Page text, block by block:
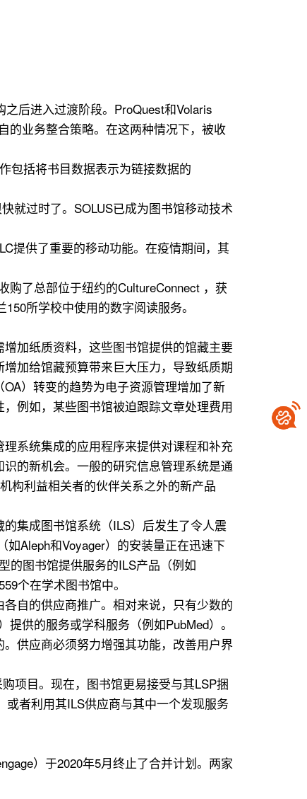
后进入过渡阶段。ProQuest和Volaris
的业务整合策略。在这两种情况下，被收
包括将书目数据表示为链接数据的
就过时了。SOLUS已成为图书馆移动技术
提供了重要的移动功能。在疫情期间，其
购了总部位于纽约的CultureConnect ，获
所学校中使用的数字阅读服务。
加纸质资料，这些图书馆提供的馆藏主要
加给馆藏预算带来巨大压力，导致纸质期
）转变的趋势为电子资源管理增加了新
例如，某些图书馆被迫跟踪文章处理费用
系统集成的应用程序来提供对课程和补充
的新机会。一般的研究信息管理系统是通
构利益相关者的伙伴关系之外的新产品
集成图书馆系统（ILS）后发生了令人震
Aleph和Voyager）的安装量正在迅速下
的图书馆提供服务的ILS产品（例如
个在学术图书馆中。
自的供应商推广。相对来说，只有少数的
供的服务或学科服务（例如PubMed）。
供应商必须努力增强其功能，改善用户界
项目。现在，图书馆更易接受与其LSP捆
者利用其ILS供应商与其中一个发现服务
）于2020年5月终止了合并计划。两家